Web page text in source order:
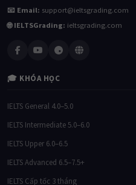
📧 Email: support@ieltsgrading.com
🌐 IELTSGrading: ieltsgrading.com
🎓 KHÓA HỌC
IELTS General 4.0–5.0
IELTS Intermediate 5.0–6.0
IELTS Upper 6.0–6.5
IELTS Advanced 6.5–7.5+
IELTS Cấp tốc 3 tháng